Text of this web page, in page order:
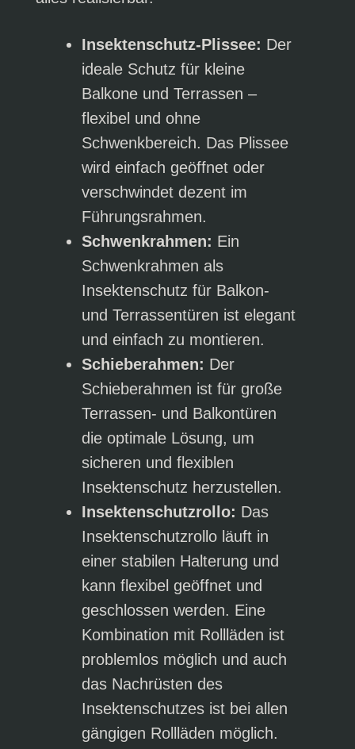
Insektenschutz-Plissee: Der
ideale Schutz für kleine
Balkone und Terrassen –
flexibel und ohne
Schwenkbereich. Das Plissee
wird einfach geöffnet oder
verschwindet dezent im
Führungsrahmen.
Schwenkrahmen: Ein
Schwenkrahmen als
Insektenschutz für Balkon-
und Terrassentüren ist elegant
und einfach zu montieren.
Schieberahmen: Der
Schieberahmen ist für große
Terrassen- und Balkontüren
die optimale Lösung, um
sicheren und flexiblen
Insektenschutz herzustellen.
Insektenschutzrollo: Das
Insektenschutzrollo läuft in
einer stabilen Halterung und
kann flexibel geöffnet und
geschlossen werden. Eine
Kombination mit Rollläden ist
problemlos möglich und auch
das Nachrüsten des
Insektenschutzes ist bei allen
gängigen Rollläden möglich.